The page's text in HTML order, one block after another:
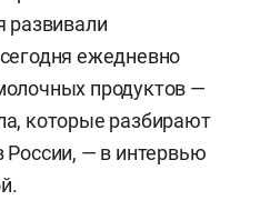
развивали
ежедневно
продуктов —
которые разбирают
России, — в интервью